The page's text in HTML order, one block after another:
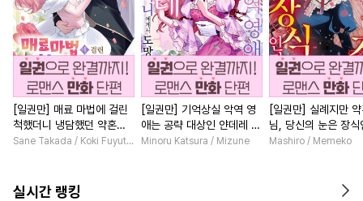
[일권만] 매료 마법에 걸린
척했더니 냉담했던 약혼자
가 맹목적인 사랑꾼이 되었
Sane Takada / Koki Fuyutsuki
[일권만] 기억상실 악역 영
애는 공략 대상인 얀데레 의
붓 오라버니에게서 도망칠
Minoru Katsura / Mizune
[일권만] 실례지만
님, 당신의 눈은 장식
요? [단행본]
Mashiro / Memeko
실시간 랭킹